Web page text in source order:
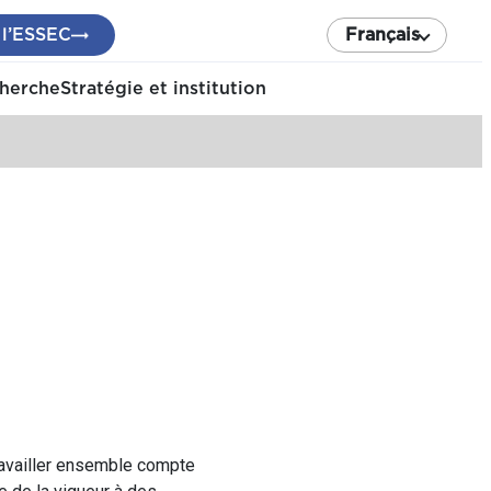
Français
Stratégie et institution
ensemble compte